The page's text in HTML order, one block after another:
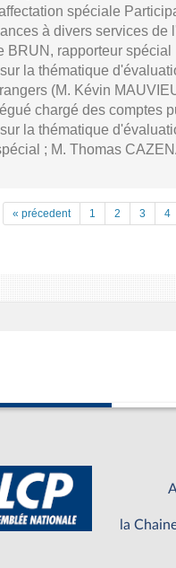
spéciale
à divers services
BRUN, rapporteur spécial
la thématique
(M. Kévin
chargé des comptes
la thématique
; M. Thomas
« précedent 1 2 3 4
la